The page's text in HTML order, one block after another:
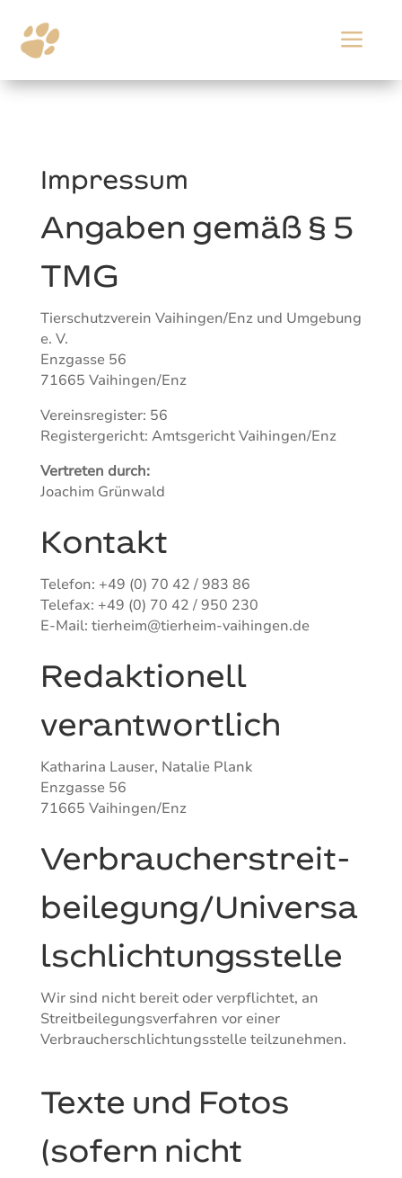
a
Impressum
Angaben gemäß § 5
TMG
Tierschutzverein Vaihingen/Enz und Umgebung
e. V.
Enzgasse 56
71665 Vaihingen/Enz
Vereinsregister: 56
Registergericht: Amtsgericht Vaihingen/Enz
Vertreten durch:
Joachim Grünwald
Kontakt
Telefon: +49 (0) 70 42 / 983 86
Telefax: +49 (0) 70 42 / 950 230
E-Mail: tierheim@tierheim-vaihingen.de
Redaktionell
verantwortlich
Katharina Lauser, Natalie Plank
Enzgasse 56
71665 Vaihingen/Enz
Verbraucher­streit­
beilegung/Universa
l­schlichtungs­stelle
Wir sind nicht bereit oder verpflichtet, an
Streitbeilegungsverfahren vor einer
Verbraucherschlichtungsstelle teilzunehmen.
Texte und Fotos
(sofern nicht